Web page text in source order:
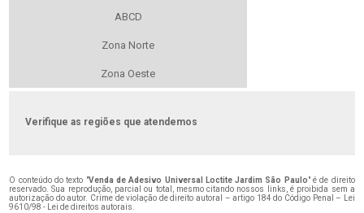
ABCD
Zona Norte
Zona Oeste
Verifique as regiões que atendemos
O conteúdo do texto "Venda de Adesivo Universal Loctite Jardim São Paulo" é de direito
reservado. Sua reprodução, parcial ou total, mesmo citando nossos links, é proibida sem a
autorização do autor. Crime de violação de direito autoral – artigo 184 do Código Penal – Lei
9610/98 - Lei de direitos autorais.